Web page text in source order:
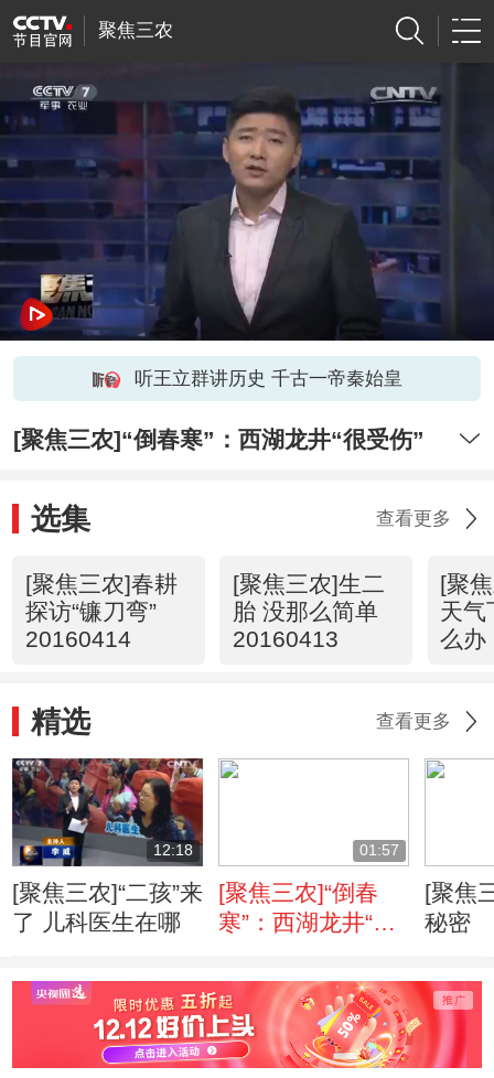
聚焦三农
听王立群讲历史 千古一帝秦始皇
[聚焦三农]“倒春寒”：西湖龙井“很受伤”
选集 查看更多
[聚焦三农]春耕
探访“镰刀弯”
20160414
[聚焦三农]生二
胎 没那么简单
20160413
[聚
天气
么办
精选 查看更多
12:18
[聚焦三农]“二孩”来
了 儿科医生在哪
01:57
[聚焦三农]“倒春
寒”：西湖龙井“很
[聚焦
秘密